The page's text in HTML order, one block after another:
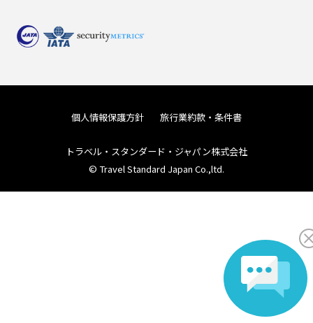
個人情報保護方針 旅行業約款・条件書
トラベル・スタンダード・ジャパン株式会社
© Travel Standard Japan Co.,ltd.